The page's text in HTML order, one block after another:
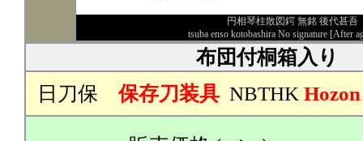
円相琴柱散図鍔 無銘 後代甚吾
tsuba enso kotobashira No signature [After
布団付桐箱入り
日刀保 保存刀装具 NBTHK Hozon